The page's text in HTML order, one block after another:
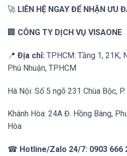
🚀 LIÊN HỆ NGAY ĐỂ NHẬN ƯU
🏢 CÔNG TY DỊCH VỤ VISAONE
📍 Địa chỉ: TPHCM: Tầng 1, 21K,
Phú Nhuận, TPHCM
Hà Nội: Số 5 ngõ 231 Chùa Bộc,
Khánh Hòa: 24A Đ. Hồng Bàng,
Hòa
☎ Hotline/Zalo 24/7: 0903 666